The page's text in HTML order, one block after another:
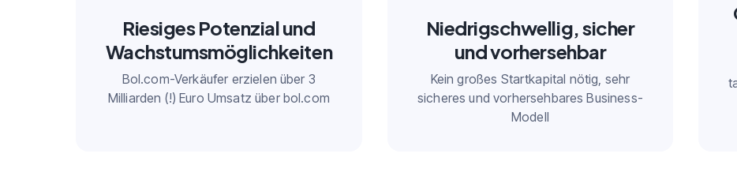
Riesiges Potenzial und
Wachstumsmöglichkeiten
Bol.com-Verkäufer erzielen über 3
Milliarden (!) Euro Umsatz über bol.com
Niedrigschwellig, sicher
und vorhersehbar
Kein großes Startkapital nötig, sehr
sicheres und vorhersehbares Business-
Modell